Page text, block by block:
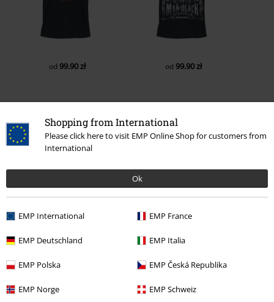
Shopping from International
Please click here to visit EMP Online Shop for customers from
International
Ok
EMP International EMP France
EMP Deutschland EMP Italia
EMP Polska EMP Česká Republika
EMP Norge EMP Schweiz
od 99.90 zł od 99.90 zł
Liczba opinii: 0
Napisz opinię o: Rock And Roll